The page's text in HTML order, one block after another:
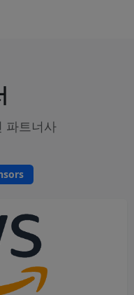
파트너사